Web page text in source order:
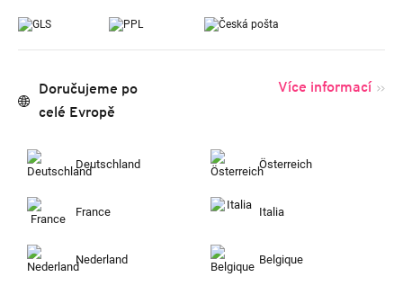
Doručujeme po
celé Evropě
Více informací
Deutschland Österreich
France Italia
Nederland Belgique